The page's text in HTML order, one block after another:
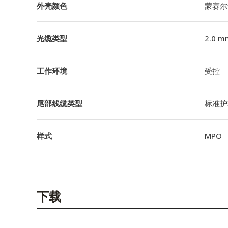
外壳颜色 蒙赛
光缆类型 2.0
工作环境 受控
尾部线缆类型 标准
样式 MPO
下载